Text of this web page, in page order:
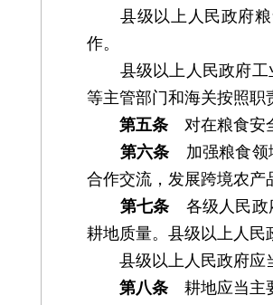
县级以上人民政府粮
作。
县级以上人民政府工业
等主管部门和海关按照职
第五条 对在粮食安
第六条 加强粮食领
合作交流，发展跨境农产
第七条 各级人民政
耕地质量。县级以上人民
县级以上人民政府应
第八条 耕地应当主